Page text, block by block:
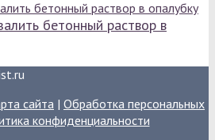
бетонный раствор в
сайта | Обработка персональных
конфиденциальности